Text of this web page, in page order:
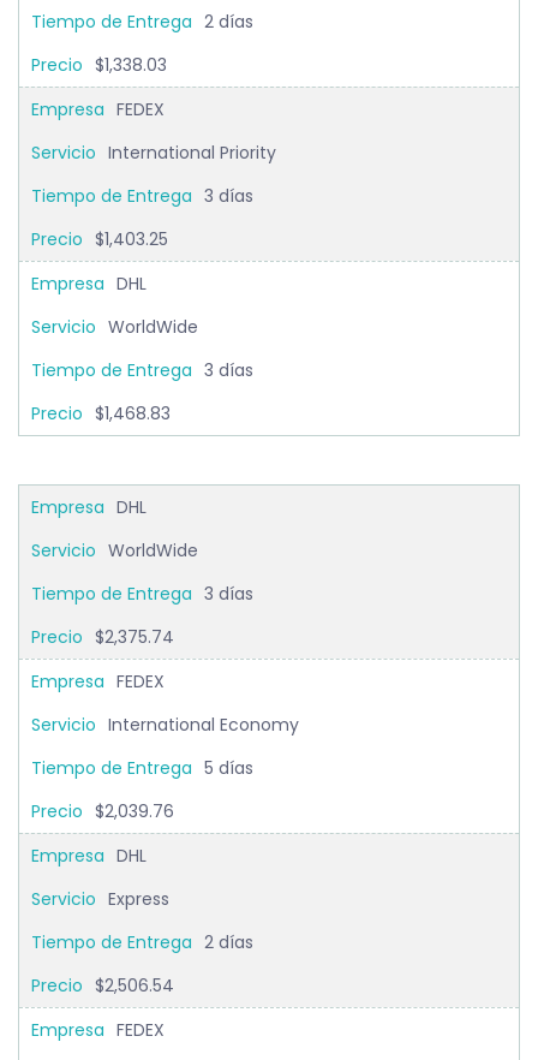
2 días
$1,338.03
FEDEX
International Priority
3 días
$1,403.25
DHL
WorldWide
3 días
$1,468.83
DHL
WorldWide
3 días
$2,375.74
FEDEX
International Economy
5 días
$2,039.76
DHL
Express
2 días
$2,506.54
FEDEX